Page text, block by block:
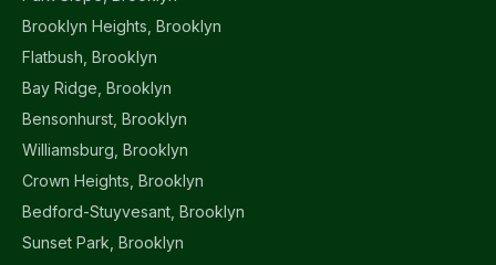
Brooklyn Heights, Brooklyn
Flatbush, Brooklyn
Bay Ridge, Brooklyn
Bensonhurst, Brooklyn
Williamsburg, Brooklyn
Crown Heights, Brooklyn
Bedford-Stuyvesant, Brooklyn
Sunset Park, Brooklyn